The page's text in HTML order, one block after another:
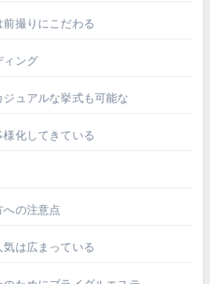
撮りにこだわる
ィング
ュアルな挙式も可能な
化してきている
への注意点
は広まっている